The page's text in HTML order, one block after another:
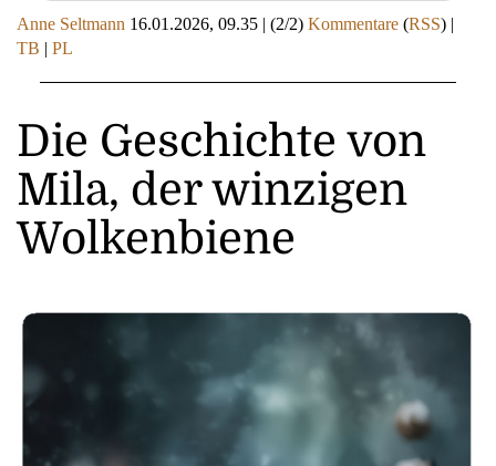
Anne Seltmann 16.01.2026, 09.35 | (2/2) Kommentare (RSS) |
TB | PL
Die Geschichte von
Mila, der winzigen
Wolkenbiene